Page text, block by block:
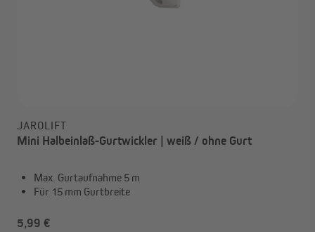
JAROLIFT
Mini Halbeinlaß-Gurtwickler | weiß / ohne Gurt
Max. Gurtaufnahme 5 m
Für 15 mm Gurtbreite
5,99 €